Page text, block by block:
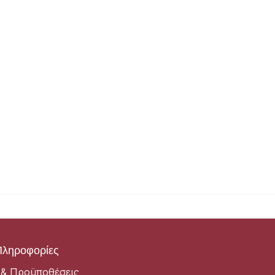
Προϋποθέσεις